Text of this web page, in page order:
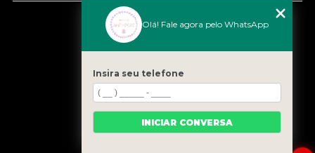
MENU
Quem somos
Serviços
Eventos
Gastronomia
Contato
Olá! Fale agora pelo WhatsApp
Insira seu telefone
INICIAR CONVERSA